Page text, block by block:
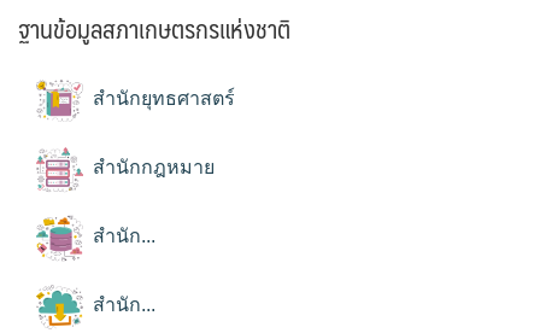
ฐานข้อมูลสภาเกษตรกรแห่งชาติ
สำนักยุทธศาสตร์
สำนักกฎหมาย
สำนัก...
สำนัก...